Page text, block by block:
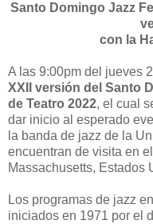
Santo Domingo Jazz
con la
A las 9:00pm del jueves
XXII versión del Santo
de Teatro 2022, el cual
dar inicio al esperado
la banda de jazz de la
encuentran de visita en
Massachusetts, Estados
Los programas de jazz
iniciados en 1971 por el